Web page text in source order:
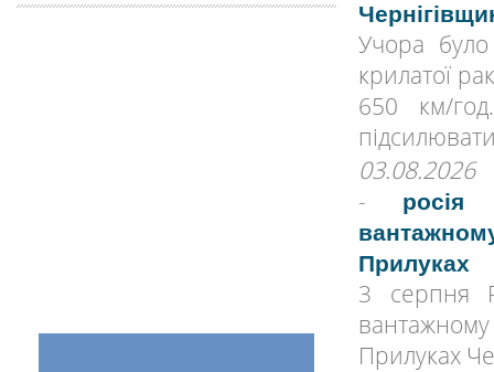
Учора
крилатої
650 км/
03.08.2026
-
росія
Прилуках
3 серпня
Прилуках